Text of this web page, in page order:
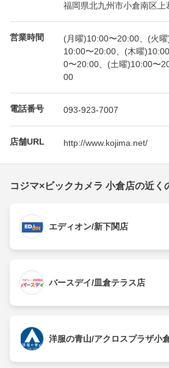
福岡県北九州市小倉南区上
営業時間
(月曜)10:00〜20:00、(火
10:00〜20:00、(木曜
0〜20:00、(土曜)10:00〜
00
電話番号 093-923-7007
店舗URL http://www.kojima.net/
コジマ×ビックカメラ 小倉店の近く
エディオン/新下関店
バースデイ/皿倉テラス店
洋服の青山/アクロスプラザ小